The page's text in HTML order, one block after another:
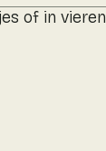
of in